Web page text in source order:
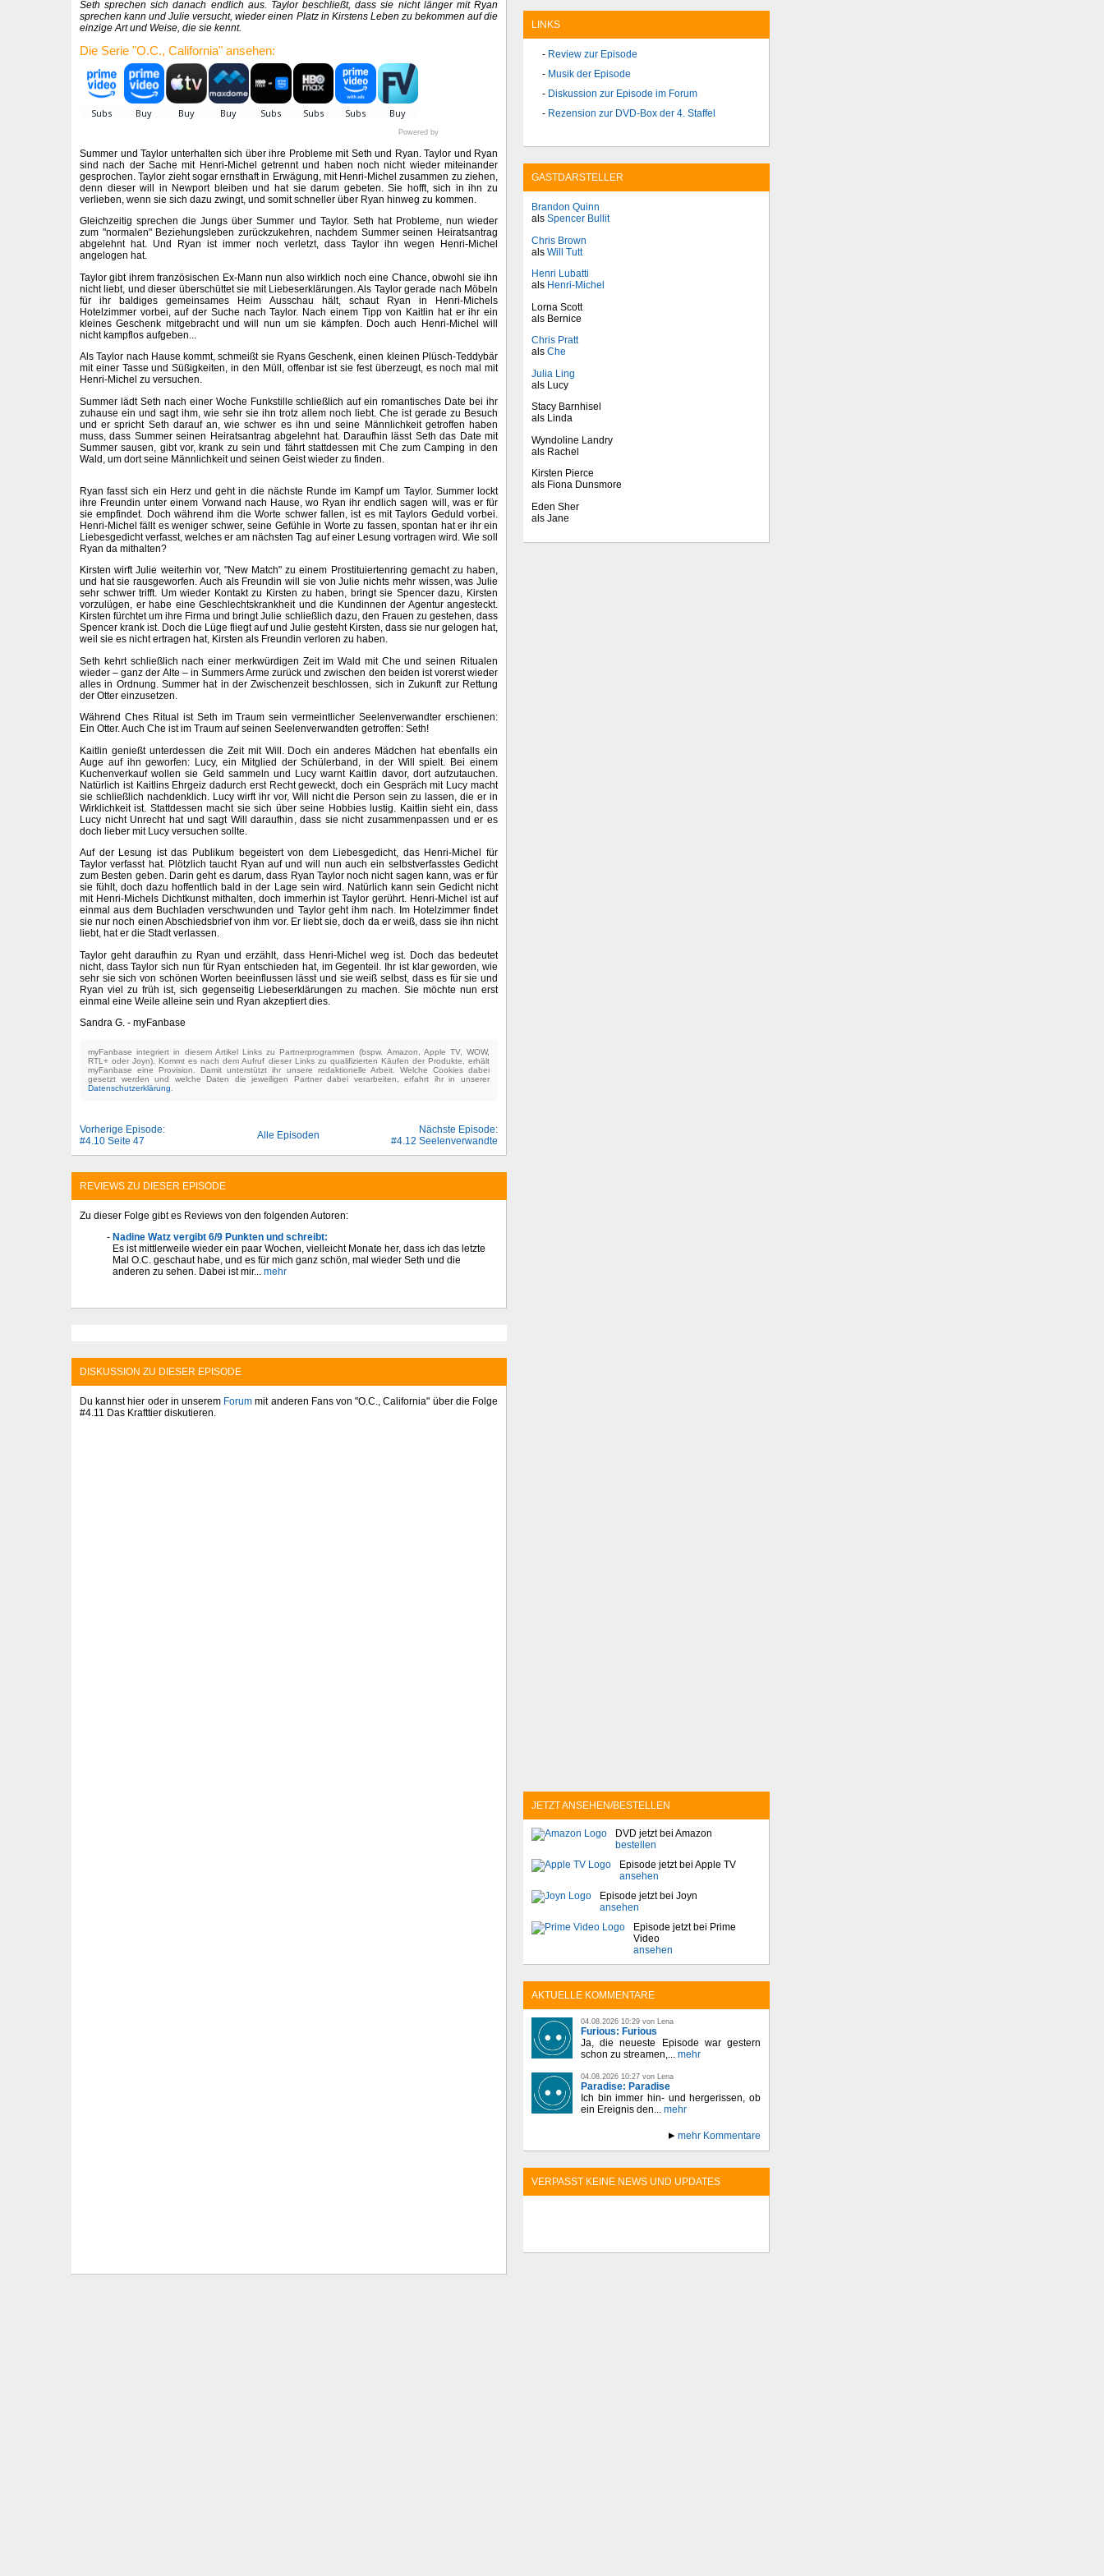
Seth sprechen sich danach endlich aus. Taylor beschließt, dass sie nicht länger mit Ryan
sprechen kann und Julie versucht, wieder einen Platz in Kirstens Leben zu bekommen auf die
einzige Art und Weise, die sie kennt.
Die Serie "O.C., California" ansehen:
Powered by
Summer und Taylor unterhalten sich über ihre Probleme mit Seth und Ryan. Taylor und Ryan
sind nach der Sache mit Henri-Michel getrennt und haben noch nicht wieder miteinander
gesprochen. Taylor zieht sogar ernsthaft in Erwägung, mit Henri-Michel zusammen zu ziehen,
denn dieser will in Newport bleiben und hat sie darum gebeten. Sie hofft, sich in ihn zu
verlieben, wenn sie sich dazu zwingt, und somit schneller über Ryan hinweg zu kommen.
Gleichzeitig sprechen die Jungs über Summer und Taylor. Seth hat Probleme, nun wieder
zum "normalen" Beziehungsleben zurückzukehren, nachdem Summer seinen Heiratsantrag
abgelehnt hat. Und Ryan ist immer noch verletzt, dass Taylor ihn wegen Henri-Michel
angelogen hat.
Taylor gibt ihrem französischen Ex-Mann nun also wirklich noch eine Chance, obwohl sie ihn
nicht liebt, und dieser überschüttet sie mit Liebeserklärungen. Als Taylor gerade nach Möbeln
für ihr baldiges gemeinsames Heim Ausschau hält, schaut Ryan in Henri-Michels
Hotelzimmer vorbei, auf der Suche nach Taylor. Nach einem Tipp von Kaitlin hat er ihr ein
kleines Geschenk mitgebracht und will nun um sie kämpfen. Doch auch Henri-Michel will
nicht kampflos aufgeben...
Als Taylor nach Hause kommt, schmeißt sie Ryans Geschenk, einen kleinen Plüsch-Teddybär
mit einer Tasse und Süßigkeiten, in den Müll, offenbar ist sie fest überzeugt, es noch mal mit
Henri-Michel zu versuchen.
Summer lädt Seth nach einer Woche Funkstille schließlich auf ein romantisches Date bei ihr
zuhause ein und sagt ihm, wie sehr sie ihn trotz allem noch liebt. Che ist gerade zu Besuch
und er spricht Seth darauf an, wie schwer es ihn und seine Männlichkeit getroffen haben
muss, dass Summer seinen Heiratsantrag abgelehnt hat. Daraufhin lässt Seth das Date mit
Summer sausen, gibt vor, krank zu sein und fährt stattdessen mit Che zum Camping in den
Wald, um dort seine Männlichkeit und seinen Geist wieder zu finden.
Ryan fasst sich ein Herz und geht in die nächste Runde im Kampf um Taylor. Summer lockt
ihre Freundin unter einem Vorwand nach Hause, wo Ryan ihr endlich sagen will, was er für
sie empfindet. Doch während ihm die Worte schwer fallen, ist es mit Taylors Geduld vorbei.
Henri-Michel fällt es weniger schwer, seine Gefühle in Worte zu fassen, spontan hat er ihr ein
Liebesgedicht verfasst, welches er am nächsten Tag auf einer Lesung vortragen wird. Wie soll
Ryan da mithalten?
Kirsten wirft Julie weiterhin vor, "New Match" zu einem Prostituiertenring gemacht zu haben,
und hat sie rausgeworfen. Auch als Freundin will sie von Julie nichts mehr wissen, was Julie
sehr schwer trifft. Um wieder Kontakt zu Kirsten zu haben, bringt sie Spencer dazu, Kirsten
vorzulügen, er habe eine Geschlechtskrankheit und die Kundinnen der Agentur angesteckt.
Kirsten fürchtet um ihre Firma und bringt Julie schließlich dazu, den Frauen zu gestehen, dass
Spencer krank ist. Doch die Lüge fliegt auf und Julie gesteht Kirsten, dass sie nur gelogen hat,
weil sie es nicht ertragen hat, Kirsten als Freundin verloren zu haben.
Seth kehrt schließlich nach einer merkwürdigen Zeit im Wald mit Che und seinen Ritualen
wieder – ganz der Alte – in Summers Arme zurück und zwischen den beiden ist vorerst wieder
alles in Ordnung. Summer hat in der Zwischenzeit beschlossen, sich in Zukunft zur Rettung
der Otter einzusetzen.
Während Ches Ritual ist Seth im Traum sein vermeintlicher Seelenverwandter erschienen:
Ein Otter. Auch Che ist im Traum auf seinen Seelenverwandten getroffen: Seth!
Kaitlin genießt unterdessen die Zeit mit Will. Doch ein anderes Mädchen hat ebenfalls ein
Auge auf ihn geworfen: Lucy, ein Mitglied der Schülerband, in der Will spielt. Bei einem
Kuchenverkauf wollen sie Geld sammeln und Lucy warnt Kaitlin davor, dort aufzutauchen.
Natürlich ist Kaitlins Ehrgeiz dadurch erst Recht geweckt, doch ein Gespräch mit Lucy macht
sie schließlich nachdenklich. Lucy wirft ihr vor, Will nicht die Person sein zu lassen, die er in
Wirklichkeit ist. Stattdessen macht sie sich über seine Hobbies lustig. Kaitlin sieht ein, dass
Lucy nicht Unrecht hat und sagt Will daraufhin, dass sie nicht zusammenpassen und er es
doch lieber mit Lucy versuchen sollte.
Auf der Lesung ist das Publikum begeistert von dem Liebesgedicht, das Henri-Michel für
Taylor verfasst hat. Plötzlich taucht Ryan auf und will nun auch ein selbstverfasstes Gedicht
zum Besten geben. Darin geht es darum, dass Ryan Taylor noch nicht sagen kann, was er für
sie fühlt, doch dazu hoffentlich bald in der Lage sein wird. Natürlich kann sein Gedicht nicht
mit Henri-Michels Dichtkunst mithalten, doch immerhin ist Taylor gerührt. Henri-Michel ist auf
einmal aus dem Buchladen verschwunden und Taylor geht ihm nach. Im Hotelzimmer findet
sie nur noch einen Abschiedsbrief von ihm vor. Er liebt sie, doch da er weiß, dass sie ihn nicht
liebt, hat er die Stadt verlassen.
Taylor geht daraufhin zu Ryan und erzählt, dass Henri-Michel weg ist. Doch das bedeutet
nicht, dass Taylor sich nun für Ryan entschieden hat, im Gegenteil. Ihr ist klar geworden, wie
sehr sie sich von schönen Worten beeinflussen lässt und sie weiß selbst, dass es für sie und
Ryan viel zu früh ist, sich gegenseitig Liebeserklärungen zu machen. Sie möchte nun erst
einmal eine Weile alleine sein und Ryan akzeptiert dies.
Sandra G. - myFanbase
myFanbase integriert in diesem Artikel Links zu Partnerprogrammen (bspw. Amazon, Apple TV, WOW,
RTL+ oder Joyn). Kommt es nach dem Aufruf dieser Links zu qualifizierten Käufen der Produkte, erhält
myFanbase eine Provision. Damit unterstützt ihr unsere redaktionelle Arbeit. Welche Cookies dabei
gesetzt werden und welche Daten die jeweiligen Partner dabei verarbeiten, erfahrt ihr in unserer
Datenschutzerklärung
Vorherige Episode:
#4.10 Seite 47
Alle Episoden
Nächste Episode:
#4.12 Seelenverwandte
REVIEWS ZU DIESER EPISODE
Zu dieser Folge gibt es Reviews von den folgenden Autoren:
Nadine Watz vergibt 6/9 Punkten und schreibt:
Es ist mittlerweile wieder ein paar Wochen, vielleicht Monate her, dass ich das letzte
Mal O.C. geschaut habe, und es für mich ganz schön, mal wieder Seth und die
anderen zu sehen. Dabei ist mir... mehr
DISKUSSION ZU DIESER EPISODE
Du kannst hier oder in unserem Forum mit anderen Fans von "O.C., California" über die Folge
#4.11 Das Krafttier diskutieren.
LINKS
Review zur Episode
Musik der Episode
Diskussion zur Episode im Forum
Rezension zur DVD-Box der 4. Staffel
GASTDARSTELLER
Brandon Quinn
als Spencer Bullit
Chris Brown
als Will Tutt
Henri Lubatti
als Henri-Michel
Lorna Scott
als Bernice
Chris Pratt
als Che
Julia Ling
als Lucy
Stacy Barnhisel
als Linda
Wyndoline Landry
als Rachel
Kirsten Pierce
als Fiona Dunsmore
Eden Sher
als Jane
JETZT ANSEHEN/BESTELLEN
DVD jetzt bei Amazon
bestellen
Episode jetzt bei Apple TV
ansehen
Episode jetzt bei Joyn
ansehen
Episode jetzt bei Prime
Video
ansehen
AKTUELLE KOMMENTARE
04.08.2026 10:29 von Lena
Furious: Furious
Ja, die neueste Episode war gestern
schon zu streamen,... mehr
04.08.2026 10:27 von Lena
Paradise: Paradise
Ich bin immer hin- und hergerissen, ob
ein Ereignis den... mehr
mehr Kommentare
VERPASST KEINE NEWS UND UPDATES